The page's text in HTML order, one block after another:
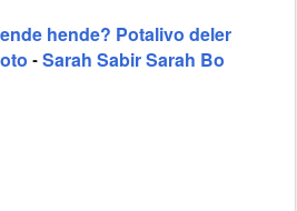
hende? Potalivo deler
- Sarah Sabir Sarah Bo